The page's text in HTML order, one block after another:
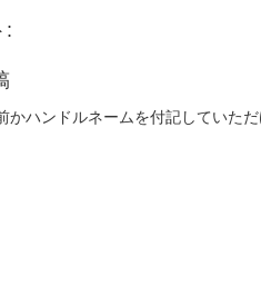
:
かハンドルネームを付記していた